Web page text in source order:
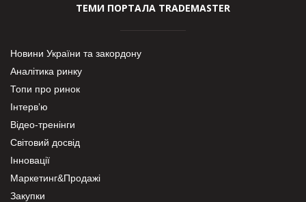
ТЕМИ ПОРТАЛА TRADEMASTER
Новини України та закордону
Аналітика ринку
Топи про ринок
Інтерв’ю
Відео-тренінги
Світовий досвід
Інновації
Маркетинг&Продажі
Закупки